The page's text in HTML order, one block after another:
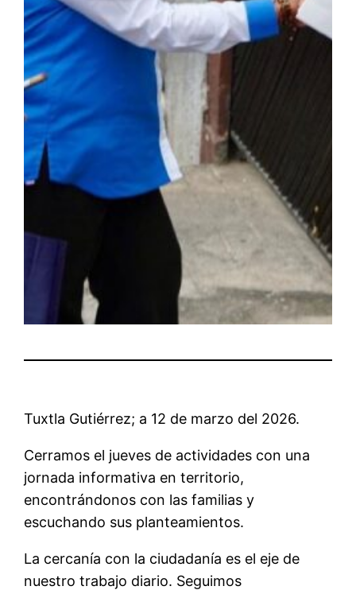
Tuxtla Gutiérrez; a 12 de marzo del 2026.
Cerramos el jueves de actividades con una
jornada informativa en territorio,
encontrándonos con las familias y
escuchando sus planteamientos.
La cercanía con la ciudadanía es el eje de
nuestro trabajo diario. Seguimos